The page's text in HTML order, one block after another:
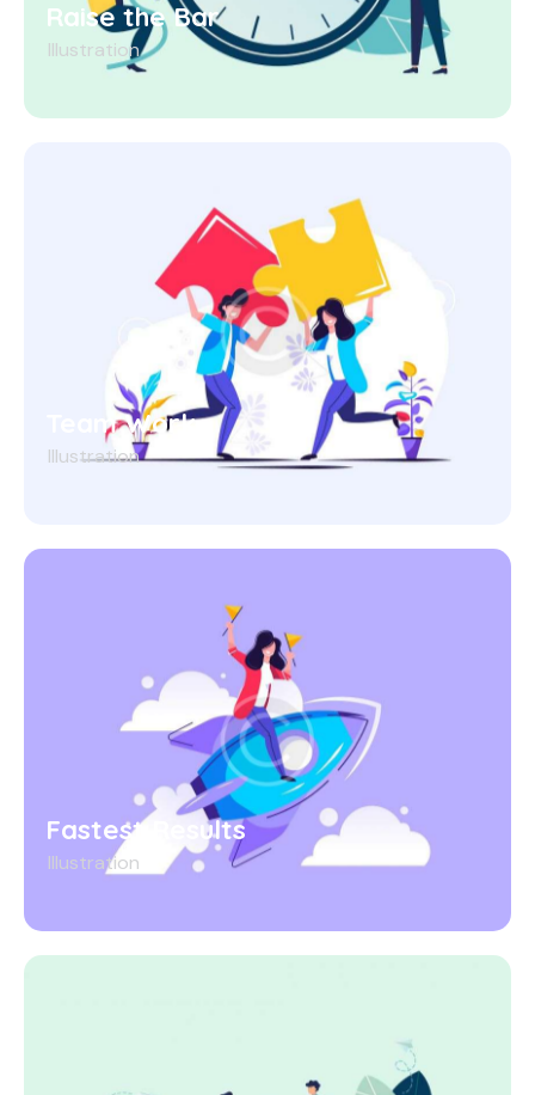
Raise the Bar
Illustration
Team Work
Illustration
Fastest Results
Illustration